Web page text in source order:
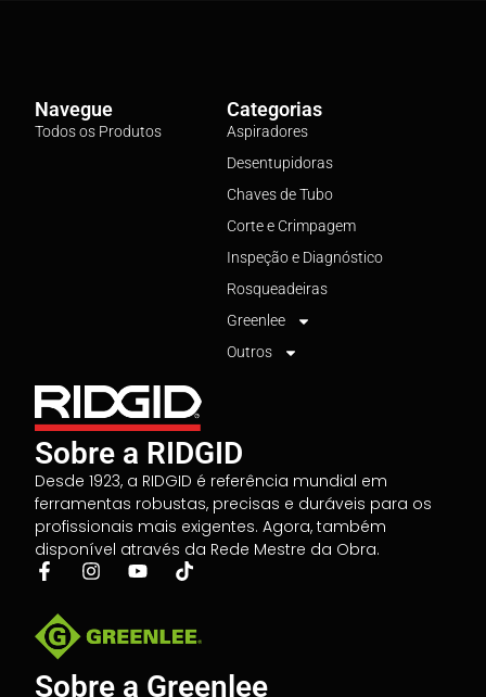
Sobre a RIDGID
Desde 1923, a RIDGID é referência mundial em
ferramentas robustas, precisas e duráveis para os
profissionais mais exigentes. Agora, também
disponível através da Rede Mestre da Obra.
Sobre a Greenlee
Navegue
Todos os Produtos
Categorias
Aspiradores
Desentupidoras
Chaves de Tubo
Corte e Crimpagem
Inspeção e Diagnóstico
Rosqueadeiras
Greenlee
Outros